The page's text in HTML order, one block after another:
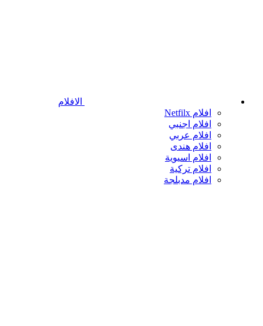
الافلام
افلام Netfilx
افلام اجنبي
افلام عربي
افلام هندى
افلام اسيوية
افلام تركية
افلام مدبلجة